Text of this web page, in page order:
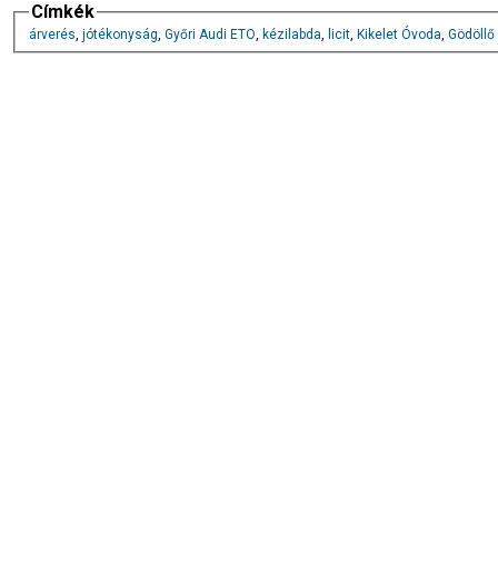
Címkék
árverés, jótékonyság, Győri Audi ETO, kézilabda, licit, Kikelet Óvoda, Gödöllő